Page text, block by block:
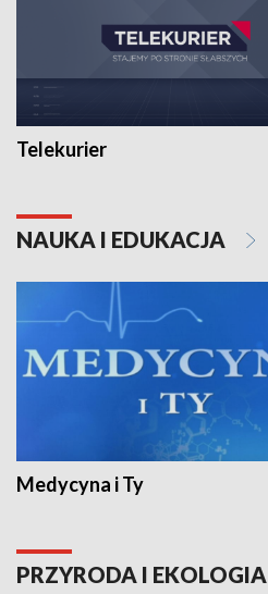
Telekurier
NAUKA I EDUKACJA
Medycyna i Ty
PRZYRODA I EKOLOGIA